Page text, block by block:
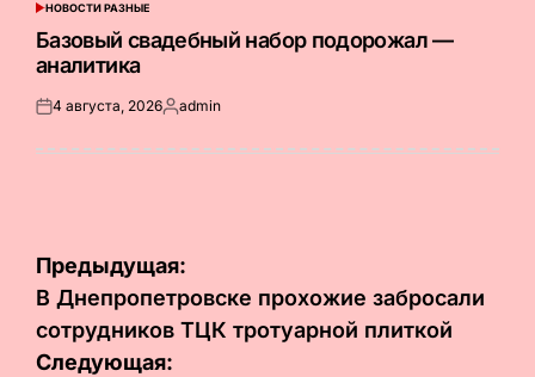
ОПУБЛИКОВАНО
В
НОВОСТИ РАЗНЫЕ
Базовый свадебный набор подорожал —
аналитика
Опубликовано
4 августа, 2026Запись
admin
Навигация
по
записям
Предыдущая:
В Днепропетровске прохожие забросали
сотрудников ТЦК тротуарной плиткой
Следующая: